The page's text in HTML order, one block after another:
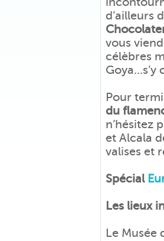
d’ailleurs
vous
célèbres
Pour
du
n’hésitez
et Alcala
valises et
Spécial
Les lieux
Le Musée